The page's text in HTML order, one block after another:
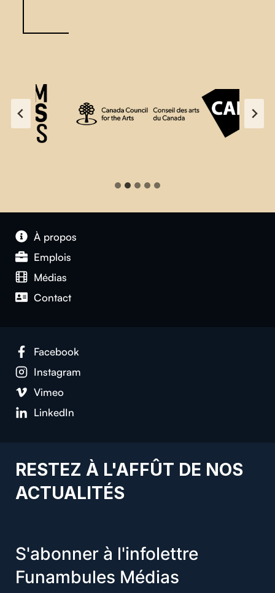
À propos
Emplois
Médias
Contact
Facebook
Instagram
Vimeo
LinkedIn
RESTEZ À L'AFFÛT DE NOS
ACTUALITÉS
S'abonner à l'infolettre
Funambules Médias